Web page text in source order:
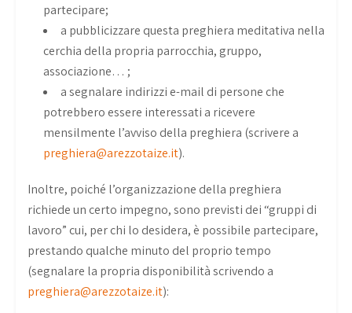
partecipare;
a pubblicizzare questa preghiera meditativa nella
cerchia della propria parrocchia, gruppo,
associazione… ;
a segnalare indirizzi e-mail di persone che
potrebbero essere interessati a ricevere
mensilmente l’avviso della preghiera (scrivere a
preghiera@arezzotaize.it).
Inoltre, poiché l’organizzazione della preghiera
richiede un certo impegno, sono previsti dei “gruppi di
lavoro” cui, per chi lo desidera, è possibile partecipare,
prestando qualche minuto del proprio tempo
(segnalare la propria disponibilità scrivendo a
preghiera@arezzotaize.it):